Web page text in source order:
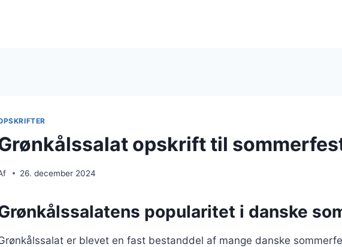
opskrift til
26. december 2024
popularitet i danske
er blevet en fast bestanddel af mange danske